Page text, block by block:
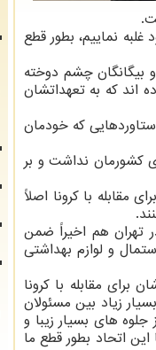
نماییم، بطور قطع
بیگانگان چشم دوخته
اند كه به تعهداتشان
كه خودمان
كشورمان نداشت و بر
با كرونا اصلاً
تهران هم اخیراً ضمن
و لوازم بهداشتی
مقابله با كرونا
زیاد بین مسئولان
های بسیار زیبا و
اتحاد بطور قطع ما